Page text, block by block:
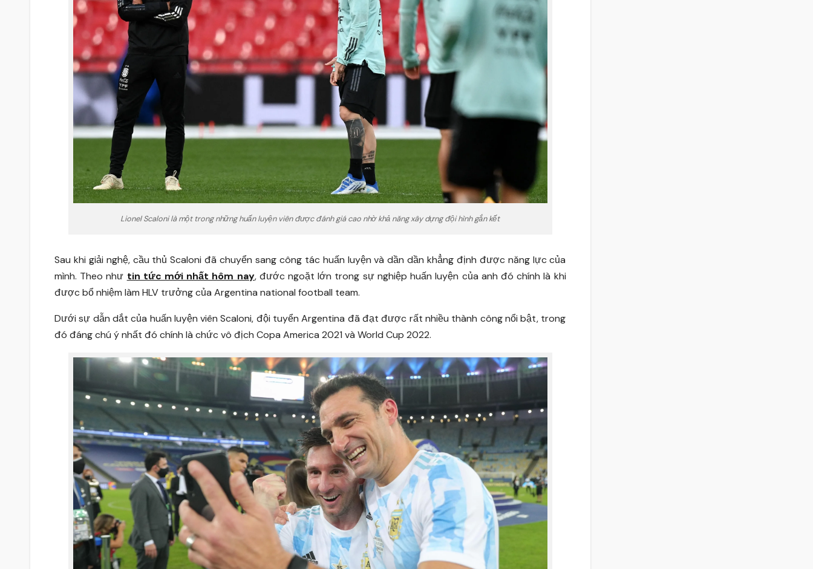
Lionel Scaloni là một trong những huấn luyện viên được đánh giá cao nhờ khả năng xây dựng đội hình gắn kết
Sau khi giải nghệ, cầu thủ Scaloni đã chuyển sang công tác huấn luyện và dần dần khẳng định được năng lực của
mình. Theo như tin tức mới nhất hôm nay, đước ngoặt lớn trong sự nghiệp huấn luyện của anh đó chính là khi
được bổ nhiệm làm HLV trưởng của Argentina national football team.
Dưới sự dẫn dắt của huấn luyện viên Scaloni, đội tuyển Argentina đã đạt được rất nhiều thành công nổi bật, trong
đó đáng chú ý nhất đó chính là chức vô địch Copa America 2021 và World Cup 2022.